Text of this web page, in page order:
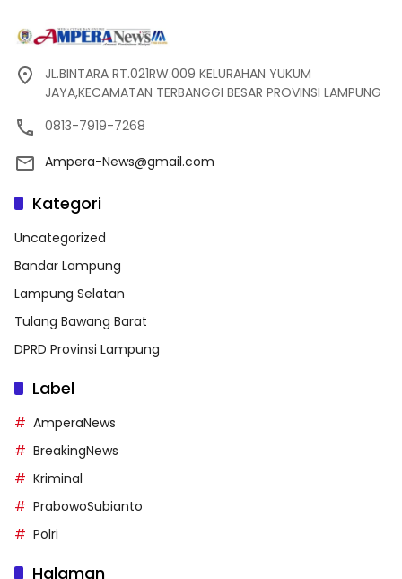
JL.BINTARA RT.021RW.009 KELURAHAN YUKUM
JAYA,KECAMATAN TERBANGGI BESAR PROVINSI LAMPUNG
0813-7919-7268
Ampera-News@gmail.com
Kategori
Uncategorized
Bandar Lampung
Lampung Selatan
Tulang Bawang Barat
DPRD Provinsi Lampung
Label
AmperaNews
BreakingNews
Kriminal
PrabowoSubianto
Polri
Halaman